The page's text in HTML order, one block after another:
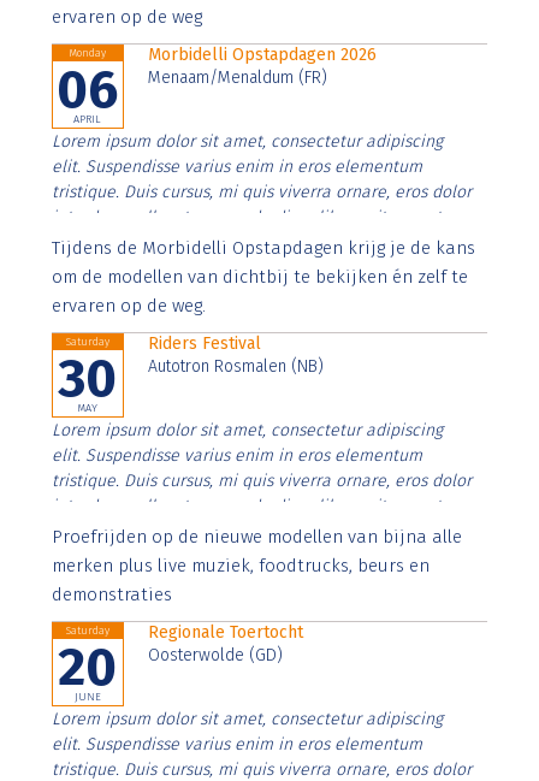
ervaren op de weg
Monday
06
APRIL
Morbidelli Opstapdagen 2026
Menaam/Menaldum (FR)
Lorem ipsum dolor sit amet, consectetur adipiscing
elit. Suspendisse varius enim in eros elementum
tristique. Duis cursus, mi quis viverra ornare, eros dolor
interdum nulla, ut commodo diam libero vitae erat.
Aenean faucibus nibh et justo cursus id rutrum lorem
imperdiet. Nunc ut sem vitae risus tristique posuere.
Tijdens de Morbidelli Opstapdagen krijg je de kans
om de modellen van dichtbij te bekijken én zelf te
ervaren op de weg.
Saturday
30
MAY
Riders Festival
Autotron Rosmalen (NB)
Lorem ipsum dolor sit amet, consectetur adipiscing
elit. Suspendisse varius enim in eros elementum
tristique. Duis cursus, mi quis viverra ornare, eros dolor
interdum nulla, ut commodo diam libero vitae erat.
Aenean faucibus nibh et justo cursus id rutrum lorem
imperdiet. Nunc ut sem vitae risus tristique posuere.
Proefrijden op de nieuwe modellen van bijna alle
merken plus live muziek, foodtrucks, beurs en
demonstraties
Saturday
20
JUNE
Regionale Toertocht
Oosterwolde (GD)
Lorem ipsum dolor sit amet, consectetur adipiscing
elit. Suspendisse varius enim in eros elementum
tristique. Duis cursus, mi quis viverra ornare, eros dolor